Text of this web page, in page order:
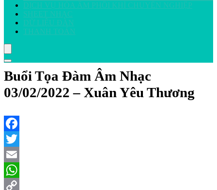
DỊCH VỤ HÒA ÂM PHỐI KHÍ CHUYÊN NGHIỆP
SHEET NHẠC
DỮ LIỆU ĐÀN
THANH TOÁN
Buổi Tọa Đàm Âm Nhạc
03/02/2022 – Xuân Yêu Thương
Facebook
Twitter
Email
WhatsApp